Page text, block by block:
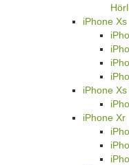
iPhone Xs
iPhone
iPhone Xr